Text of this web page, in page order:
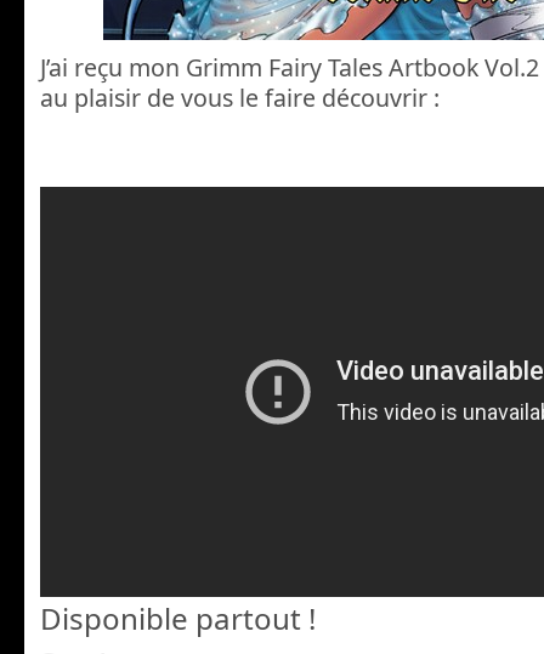
J’ai reçu mon Grimm Fairy Tales Artbook
au plaisir de vous le faire découvrir :
Disponible partout !